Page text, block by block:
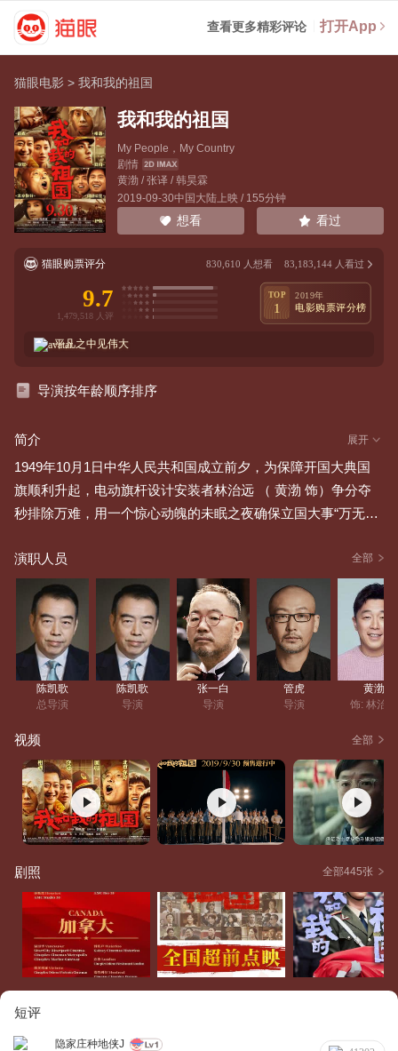
查看更多精彩评论 打开App
猫眼电影 >我和我的祖国
我和我的祖国
My People，My Country
剧情
黄渤 /张译/韩昊霖
2019-09-30中国大陆上映 / 155分钟
想看 看过
猫眼购票评分 830,610 人想看 83,183,144 人看过
9.7
1,479,518 人评
TOP
1
2019年
电影购票评分榜
平凡之中见伟大
导演按年龄顺序排序
简介 展开
1949年10月1日中华人民共和国成立前夕，为保障开国大典国
旗顺利升起，电动旗杆设计安装者林治远 （ 黄渤 饰）争分夺
秒排除万难，用一个惊心动魄的未眠之夜确保立国大事“万无一
人员和人民群众齐心协力，攻克了一个又一个难题，终于保障
五星红旗顺利飘扬在天安门广场上空 。1964年，由于原子弹研
发工作保密度极高，同事之间也互不知姓名，在国防科技战线
的科研工作者高远 （ 张译 饰）三年未与家人联系，后来因病
离岗，在公交车上偶遇曾经的恋人方敏（ 任素汐 饰）。在国家
大爱和情侣小爱之间，那一代科研工作者纷纷选择了前者，于
是人生从此只有相遇，没有相聚 。1984年8月8日，中国女排在
的上海石库门弄堂，黑白电视机摆在弄堂中间，前排马扎、中
间椅子、后面踮起脚尖，邻居们层层叠叠聚在一起观看那场振
奋人心的比赛，房顶的天线时不时需要有人手动寻找信号，每
当中国队得分，欢呼声仿佛能穿破天际 。1997年7月1日，香港
回归祖国。为确保五星红旗分秒不差飘扬在香港上空，升旗手
兢兢业业守平安、外交官安文彬 （ 王洛勇 饰）与英国人谈判1
6轮分秒不让、修表匠华哥（ 任达华饰）以精湛的技术确保中
英方代表与女港警手表精准确对。他们是中方外交官、仪仗队
军人、香港警察、钟表师傅，身份不同，但他们有一个共同的
心愿——在7月1日0点0分准时升起五星红旗。他们在各自的岗
京 （ 葛优 饰）意外获得一张千金难买的北京奥运会开幕式门
票。得意洋洋并开启显摆模式的张北京却没想到因为这张门票
演职人员 全部
陈凯歌
总导演
陈凯歌
导演
张一白
导演
管虎
导演
黄渤
饰: 林治远
视频 全部
剧照 全部445张
短评
隐家庄种地侠J